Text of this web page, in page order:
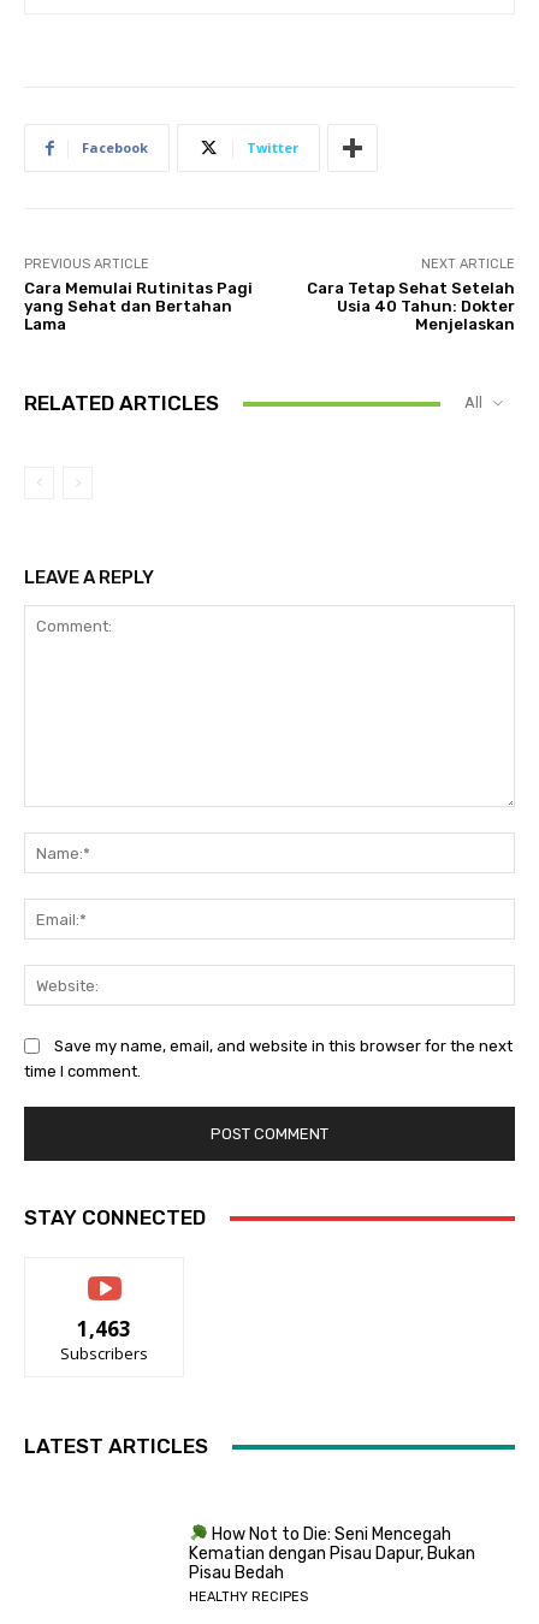
Facebook Twitter
PREVIOUS ARTICLE
Cara Memulai Rutinitas Pagi
yang Sehat dan Bertahan
Lama
NEXT ARTICLE
Cara Tetap Sehat Setelah
Usia 40 Tahun: Dokter
Menjelaskan
RELATED ARTICLES All
LEAVE A REPLY
Save my name, email, and website in this browser for the next
time I comment.
STAY CONNECTED
1,463
Subscribers
LATEST ARTICLES
How Not to Die: Seni Mencegah
Kematian dengan Pisau Dapur, Bukan
Pisau Bedah
HEALTHY RECIPES